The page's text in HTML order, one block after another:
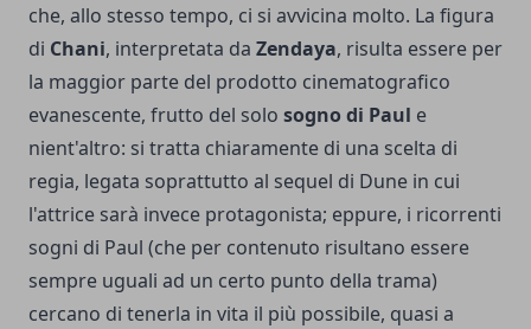
che, allo stesso tempo, ci si avvicina molto. La figura
di Chani, interpretata da Zendaya, risulta essere per
la maggior parte del prodotto cinematografico
evanescente, frutto del solo sogno di Paul e
nient'altro: si tratta chiaramente di una scelta di
regia, legata soprattutto al sequel di Dune in cui
l'attrice sarà invece protagonista; eppure, i ricorrenti
sogni di Paul (che per contenuto risultano essere
sempre uguali ad un certo punto della trama)
cercano di tenerla in vita il più possibile, quasi a